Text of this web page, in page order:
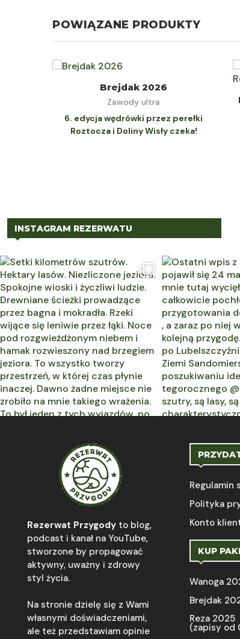
POWIĄZANE PRODUKTY
WYBIERZ
Brejdak 2026
Zawody ultra
6. edycja wędrówki przez perełki
Roztocza i Doliny Wisły czeka!
INSTAGRAM REZERWATU
Rezerwat Przygody to blog,
podcast i kanał na YouTube,
stworzone by propagować
aktywny, uważny i zdrowy
styl życia.
Na stronie dzielę się z Wami
własnymi doświadczeniami,
ale też przedstawiam opinie
Regulamin
Polityka
Konto
KUP
Wanoga
Brejdak
Reza 2025
(zapisy od